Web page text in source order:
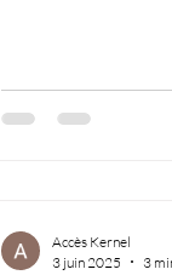
Accès Kernel
3 juin 2025
3